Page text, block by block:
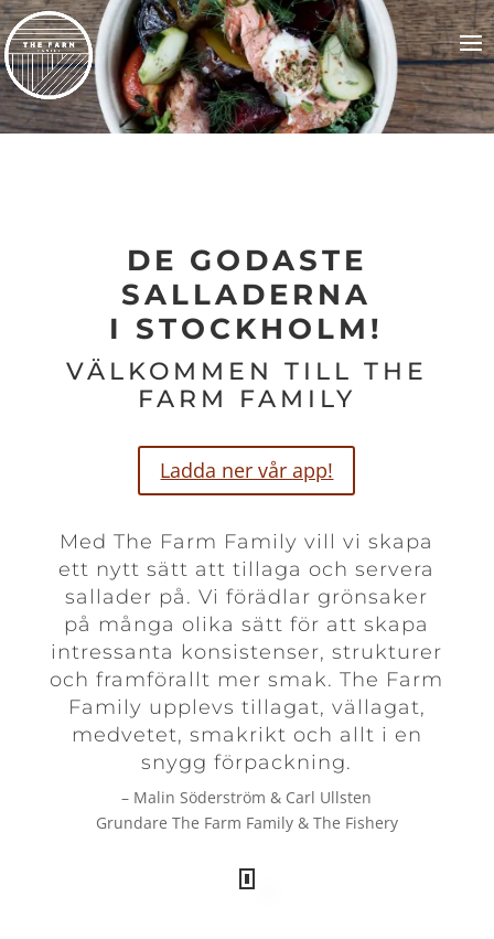
DE GODASTE
SALLADERNA
I STOCKHOLM!
VÄLKOMMEN TILL THE
FARM FAMILY
Ladda ner vår app!
Med The Farm Family vill vi skapa
ett nytt sätt att tillaga och servera
sallader på. Vi förädlar grönsaker
på många olika sätt för att skapa
intressanta konsistenser, strukturer
och framförallt mer smak. The Farm
Family upplevs tillagat, vällagat,
medvetet, smakrikt och allt i en
snygg förpackning.
– Malin Söderström & Carl Ullsten
Grundare The Farm Family & The Fishery